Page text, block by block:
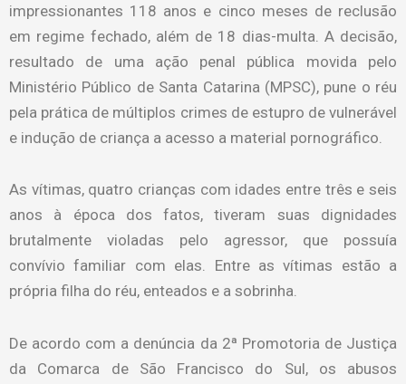
impressionantes 118 anos e cinco meses de reclusão
em regime fechado, além de 18 dias-multa. A decisão,
resultado de uma ação penal pública movida pelo
Ministério Público de Santa Catarina (MPSC), pune o réu
pela prática de múltiplos crimes de estupro de vulnerável
e indução de criança a acesso a material pornográfico.
As vítimas, quatro crianças com idades entre três e seis
anos à época dos fatos, tiveram suas dignidades
brutalmente violadas pelo agressor, que possuía
convívio familiar com elas. Entre as vítimas estão a
própria filha do réu, enteados e a sobrinha.
De acordo com a denúncia da 2ª Promotoria de Justiça
da Comarca de São Francisco do Sul, os abusos